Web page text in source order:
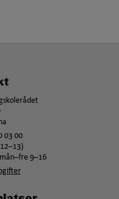
03 00
9–16